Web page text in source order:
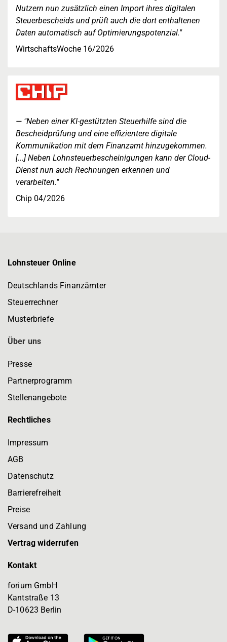
Nutzern nun zusätzlich einen Import ihres digitalen
Steuerbescheids und prüft auch die dort enthaltenen
Daten automatisch auf Optimierungspotenzial."
WirtschaftsWoche 16/2026
"Neben einer KI-gestützten Steuerhilfe sind die
Bescheidprüfung und eine effizientere digitale
Kommunikation mit dem Finanzamt hinzugekommen.
[...] Neben Lohnsteuerbescheinigungen kann der Cloud-
Dienst nun auch Rechnungen erkennen und
verarbeiten."
Chip 04/2026
Lohnsteuer Online
Deutschlands Finanzämter
Steuerrechner
Musterbriefe
Über uns
Presse
Partnerprogramm
Stellenangebote
Rechtliches
Impressum
AGB
Datenschutz
Barrierefreiheit
Preise
Versand und Zahlung
Vertrag widerrufen
Kontakt
forium GmbH
Kantstraße 13
D-10623 Berlin